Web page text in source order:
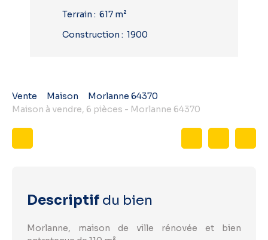
Terrain : 617 m²
Construction : 1900
Vente Maison
Morlanne 64370
Maison à vendre, 6 pièces - Morlanne 64370
Descriptif du bien
Morlanne, maison de ville rénovée et bien